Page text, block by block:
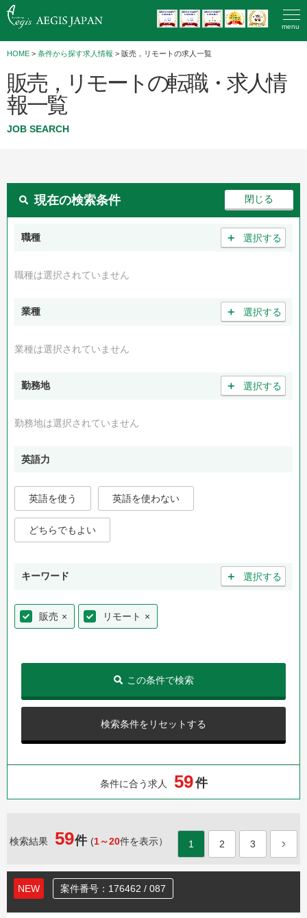
menu
HOME > 条件から探す求人情報 > 販売，リモートの求人一覧
販売，リモートの転職・求人情
報一覧
JOB SEARCH
現在の検索条件
職種 ＋ 選択する
職種は選択されていません
業種 ＋ 選択する
業種は選択されていません
勤務地 ＋ 選択する
勤務地は選択されていません
英語力
英語を使う 英語を使わない
どちらでもよい
キーワード ＋ 選択する
販売 × リモート ×
検索条件をリセットする
この条件で検索
条件に合う求人 59件
検索結果 59件 (1～20件を表示） 1 2 3
NEW 案件番号：176462 / 087